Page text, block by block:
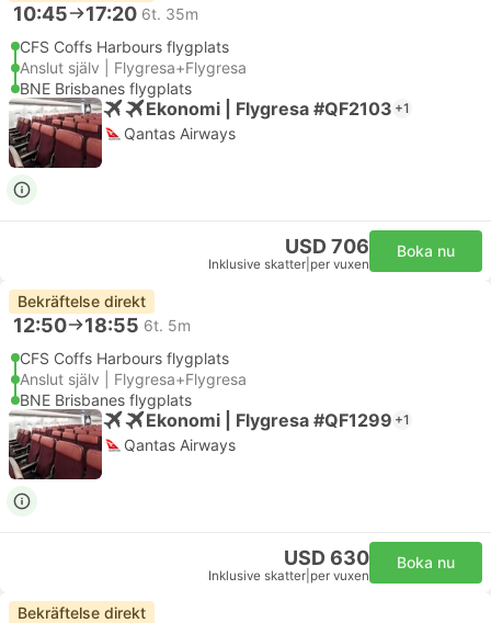
10:45 17:20 6t. 35m
CFS Coffs Harbours flygplats
Anslut själv | Flygresa+Flygresa
BNE Brisbanes flygplats
Ekonomi | Flygresa #QF2103 +1
Qantas Airways
USD 706
Inklusive skatter per vuxen
Boka nu
Bekräftelse direkt
12:50 18:55 6t. 5m
CFS Coffs Harbours flygplats
Anslut själv | Flygresa+Flygresa
BNE Brisbanes flygplats
Ekonomi | Flygresa #QF1299 +1
Qantas Airways
USD 630
Inklusive skatter per vuxen
Boka nu
Bekräftelse direkt